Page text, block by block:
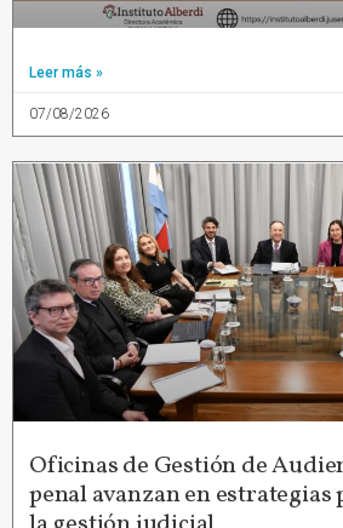
Leer más »
07/08/2026
Oficinas de Gestión de
penal avanzan en